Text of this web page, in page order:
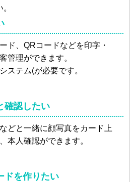
ド、QRコードなどを印字・
管理ができます。
ステム(が必要です。
確認したい
どと一緒に顔写真をカード上
本人確認ができます。
ドを作りたい